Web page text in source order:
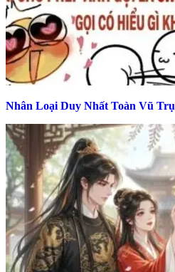
Nhân Loại Duy Nhất Toàn Vũ Trụ